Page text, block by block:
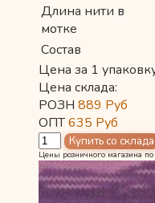
Длина нити в
мотке
Состав
Цена за 1
Цена склада:
РОЗН 889 Руб
ОПТ635 Руб
Цены розничного магазина